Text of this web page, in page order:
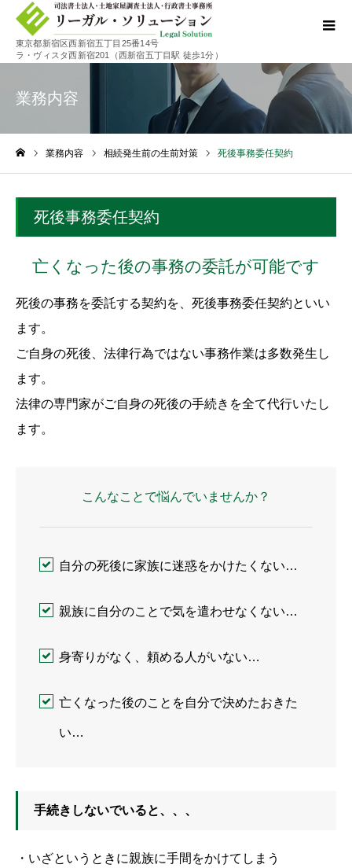
東京都新宿区西新宿五丁目25番14号
ラ・ヴィスタ西新宿201（西新宿五丁目駅 徒歩1分）
業務内容
業務内容 相続発生前の生前対策 死後事務委任契約
死後事務委任契約
亡くなった後の事務の委託が可能です
死後の事務を委託する契約を、死後事務委任契約といい
ます。
ご自身の死後、法律行為ではない事務作業は多数発生し
ます。
法律の専門家がご自身の死後の手続きを全て代行いたし
ます。
こんなことで悩んでいませんか？
自分の死後に家族に迷惑をかけたくない…
親族に自分のことで気を遣わせなくない…
身寄りがなく、頼める人がいない…
亡くなった後のことを自分で決めたおきた
い…
手続きしないでいると、、、
・いざというときに親族に手間をかけてしまう